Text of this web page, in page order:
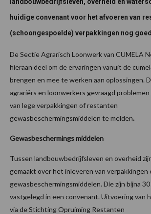
huidige convenant voor het afvoeren van
(schoongespoelde) verpakkingen nog
De Sectie Agrarisch Loonwerk van CUMELA
hieraan deel om de ervaringen vanuit de
brengen en mee te werken aan oplossingen.
agrariërs en loonwerkers gevraagd
van lege verpakkingen of restanten
gewasbeschermingsmiddelen te melden.
Gewasbeschermings middelen
Tussen landbouwbedrijfsleven en overheid
gemaakt over het inleveren van verpakkingen
gewasbeschermingsmiddelen. Die zijn bijna
vastgelegd in een convenant. Uitvoering van
via de Stichting Opruiming Restanten